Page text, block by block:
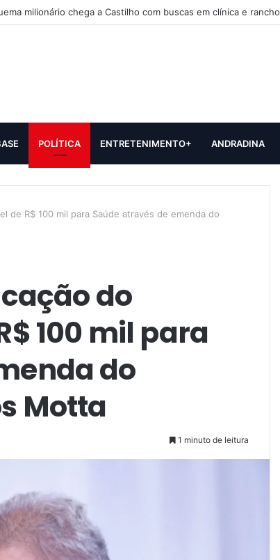
milionário chega a Castilho com buscas em clínica e rancho
POLÍTICA ENTRETENIMENTO+ ANDRADINA
de R$ 100 mil para Saúde através de emenda do
do
100 mil para
do
Motta
1 minuto de leitura